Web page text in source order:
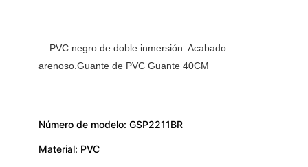
PVC negro de doble inmersión. Acabado
arenoso.Guante de PVC Guante 40CM
Número de modelo: GSP2211BR
Material: PVC